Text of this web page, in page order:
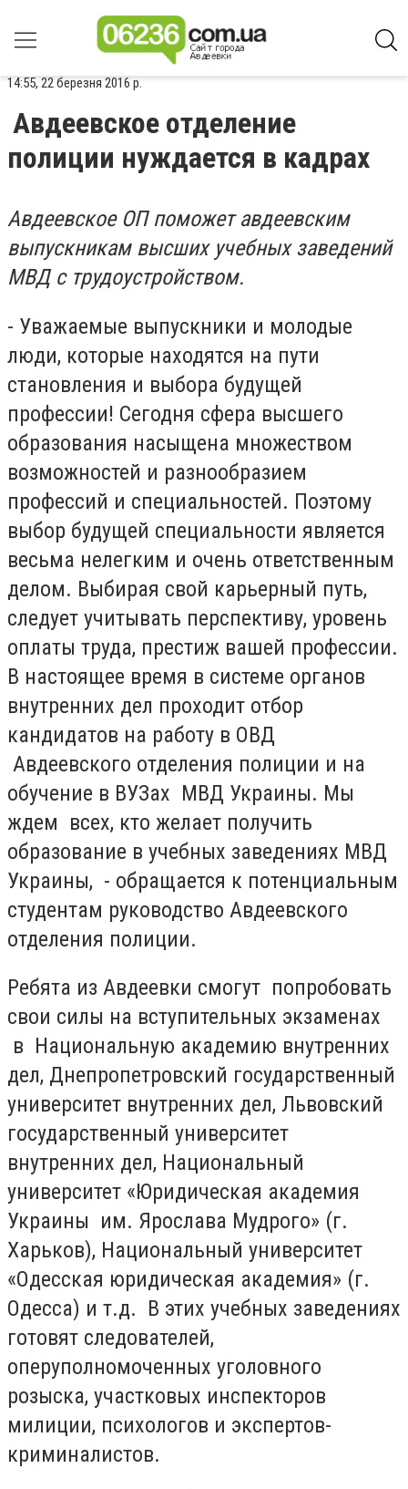
14:55, 22 березня 2016 р.
Авдеевское отделение
полиции нуждается в кадрах
Авдеевское ОП поможет авдеевским
выпускникам высших учебных заведений
МВД с трудоустройством.
- Уважаемые выпускники и молодые
люди, которые находятся на пути
становления и выбора будущей
профессии! Сегодня сфера высшего
образования насыщена множеством
возможностей и разнообразием
профессий и специальностей. Поэтому
выбор будущей специальности является
весьма нелегким и очень ответственным
делом. Выбирая свой карьерный путь,
следует учитывать перспективу, уровень
оплаты труда, престиж вашей профессии.
В настоящее время в системе органов
внутренних дел проходит отбор
кандидатов на работу в ОВД
Авдеевского отделения полиции и на
обучение в ВУЗах МВД Украины. Мы
ждем всех, кто желает получить
образование в учебных заведениях МВД
Украины, - обращается к потенциальным
студентам руководство Авдеевского
отделения полиции.
Ребята из Авдеевки смогут попробовать
свои силы на вступительных экзаменах
в Национальную академию внутренних
дел, Днепропетровский государственный
университет внутренних дел, Львовский
государственный университет
внутренних дел, Национальный
университет «Юридическая академия
Украины им. Ярослава Мудрого» (г.
Харьков), Национальный университет
«Одесская юридическая академия» (г.
Одесса) и т.д. В этих учебных заведениях
готовят следователей,
оперуполномоченных уголовного
розыска, участковых инспекторов
милиции, психологов и экспертов-
криминалистов.